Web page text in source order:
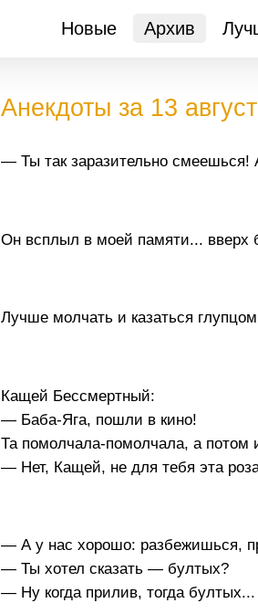
Новые Архив
Анекдоты за 13
— Ты так заразительно смеешься!
Он всплыл в моей памяти... вверх
Лучше молчать и казаться
Кащей Бессмертный:
— Баба-Яга, пошли в кино!
Та помолчала-помолчала, а потом
— Нет, Кащей, не для тебя эта
— А у нас хорошо: разбежишься,
— Ты хотел сказать — бултых?
— Ну когда прилив, тогда бултых...